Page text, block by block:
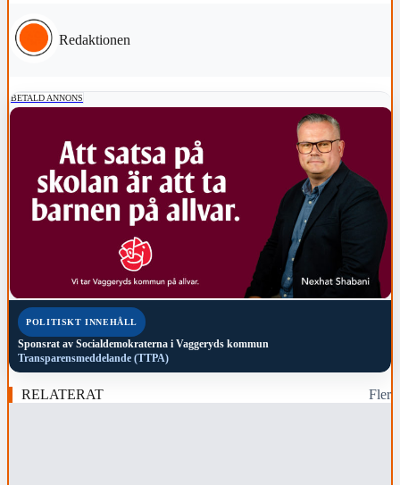
Redaktionen
BETALD ANNONS
POLITISKT INNEHÅLL
Sponsrat av Socialdemokraterna i Vaggeryds kommun
Transparensmeddelande (TTPA)
RELATERAT Fler